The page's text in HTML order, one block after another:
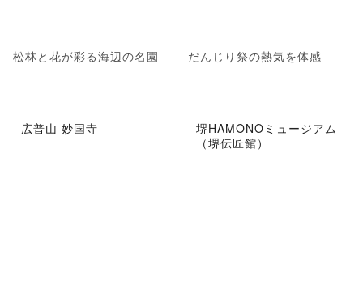
松林と花が彩る海辺の名園 だんじり祭の熱気を体感
広普山 妙国寺
堺HAMONOミュージアム
（堺伝匠館）